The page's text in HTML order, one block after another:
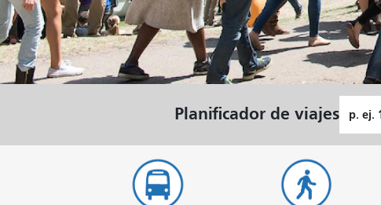
agosto.
en Muni
Planificador de viajes de
partida